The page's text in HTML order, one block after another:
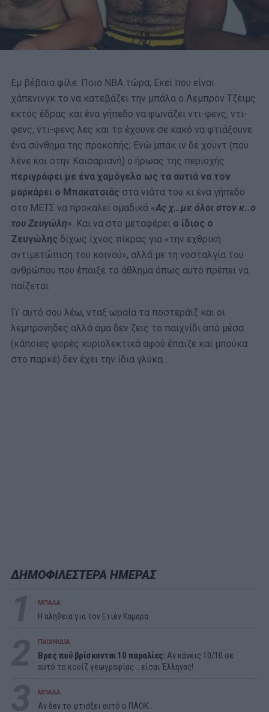
Εμ βέβαια φίλε. Ποιο NBA τώρα; Εκεί που είναι
χάπενινγκ το να κατεβάζει την μπάλα ο Λεμπρόν Τζέιμς
εκτός έδρας και ένα γήπεδο να φωνάζει ντι-φενς, ντι-
φενς, ντι-φενς λες και το έχουνε σε κακό να φτιάξουνε
ένα σύνθημα της προκοπής; Ενώ μπακ ιν δε χουντ (που
λένε και στην Καισαριανή) ο ήρωας της περιοχής
περιγράφει με ένα χαμόγελο ως τα αυτιά να τον
μαρκάρει ο Μπακατσιάς στα νιάτα του κι ένα γήπεδο
στο ΜΕΤΣ να προκαλεί ομαδικά «Ας χ…με όλοι στον κ..ο
του Ζευγώλη». Και να στο μεταφέρει ο ίδιος ο
Ζευγώλης δίχως ίχνος πίκρας για «την εχθρική
αντιμετώπιση του κοινού», αλλά με τη νοσταλγία του
ανθρώπου που έπαιξε το άθλημα όπως αυτό πρέπει να
παίζεται.
Γι’ αυτό σου λέω, νταξ ωραία τα ποστεράιζ και οι
λεμπρονηδες αλλά άμα δεν ζεις το παιχνίδι από μέσα
(κάποιες φορές κυριολεκτικά αφού έπαιζε και μπούκα
στο παρκέ) δεν έχει την ίδια γλύκα…
ΔΗΜΟΦΙΛΕΣΤΕΡΑ ΗΜΕΡΑΣ
ΜΠΑΛΑ
Η αλήθεια για τον Ετιέν Καμαρά
ΠΑΙΧΝΙΔΙΑ
Βρες πού βρίσκονται 10 παραλίες: Αν κάνεις 10/10 σε
αυτό το κουίζ γεωγραφίας... είσαι Έλληνας!
ΜΠΑΛΑ
Αν δεν το φτιάξει αυτό ο ΠΑΟΚ…